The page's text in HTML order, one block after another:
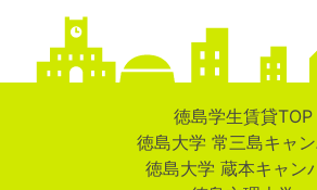
徳島学生賃貸TOP
徳島大学 常三島キャ
徳島大学 蔵本キャン